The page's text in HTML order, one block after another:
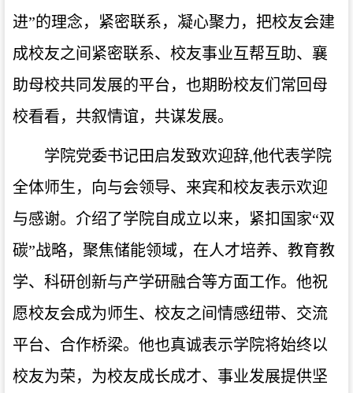
进”的理念，紧密联系，凝心聚力，把校友会建
成校友之间紧密联系、校友事业互帮互助、襄
助母校共同发展的平台，也期盼校友们常回母
校看看，共叙情谊，共谋发展。
学院党委书记田启发致欢迎辞,他代表学院
全体师生，向与会领导、来宾和校友表示欢迎
与感谢。介绍了学院自成立以来，紧扣国家“双
碳”战略，聚焦储能领域，在人才培养、教育教
学、科研创新与产学研融合等方面工作。他祝
愿校友会成为师生、校友之间情感纽带、交流
平台、合作桥梁。他也真诚表示学院将始终以
校友为荣，为校友成长成才、事业发展提供坚